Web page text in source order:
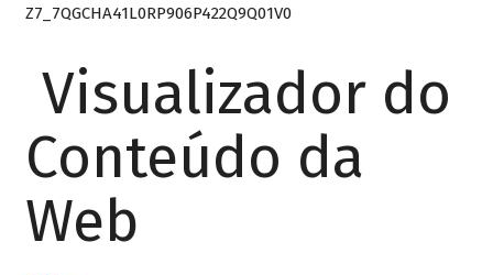
Z7_7QGCHA41L0RP906P422Q9Q01V0
Visualizador do
Conteúdo da
Web